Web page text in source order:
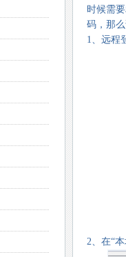
时候需
码，那
1、远程
2、在“